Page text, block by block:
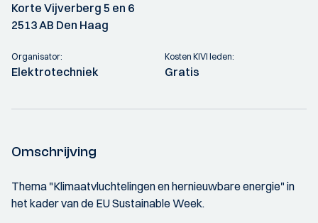
Korte Vijverberg 5 en 6
2513 AB Den Haag
Organisator:
Elektrotechniek
Kosten KIVI leden:
Gratis
Omschrijving
Thema "Klimaatvluchtelingen en hernieuwbare energie" in
het kader van de EU Sustainable Week.